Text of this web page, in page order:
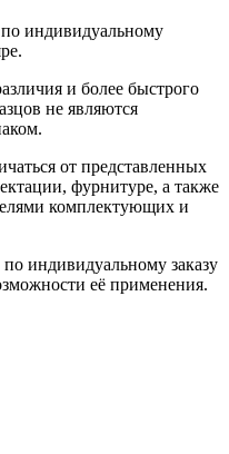
индивидуальному
и более быстрого
не являются
от представленных
фурнитуре, а также
комплектующих и
индивидуальному заказу
её применения.